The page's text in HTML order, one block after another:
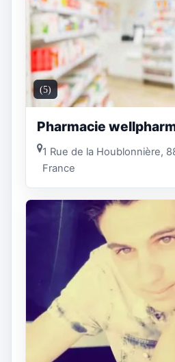
(5)
Pharmacie
1 Rue de la Houblonnière,
France